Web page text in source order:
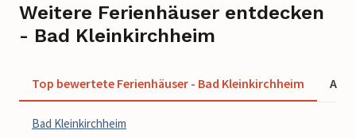
Weitere Ferienhäuser entdecken
- Bad Kleinkirchheim
Top bewertete Ferienhäuser - Bad Kleinkirchheim
Bad Kleinkirchheim